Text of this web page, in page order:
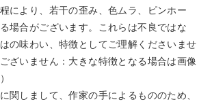
により、若干の歪み、色ムラ、ピンホー
場合がございます。これらは不良ではな
の味わい、特徴としてご理解くださいませ
ざいません：大きな特徴となる場合は画像
関しまして、作家の手によるもののため、